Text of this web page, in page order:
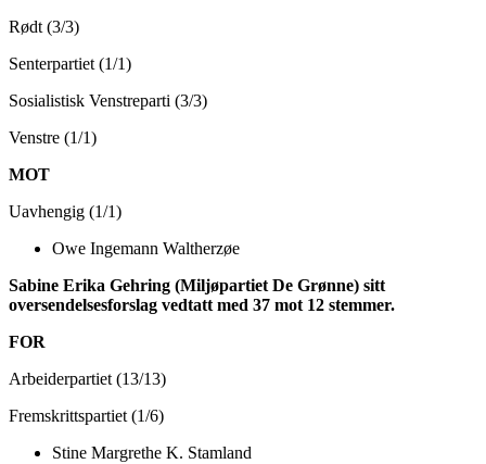
Rødt (3/3)
Senterpartiet (1/1)
Sosialistisk Venstreparti (3/3)
Venstre (1/1)
MOT
Uavhengig (1/1)
Owe Ingemann Waltherzøe
Sabine Erika Gehring (Miljøpartiet De Grønne) sitt
oversendelsesforslag vedtatt med 37 mot 12 stemmer.
FOR
Arbeiderpartiet (13/13)
Fremskrittspartiet (1/6)
Stine Margrethe K. Stamland